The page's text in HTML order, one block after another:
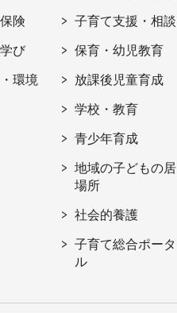
険
び
環境
子育て支援・相談
保育・幼児教育
放課後児童育成
学校・教育
青少年育成
地域の子どもの居
場所
社会的養護
子育て総合ポータ
ル